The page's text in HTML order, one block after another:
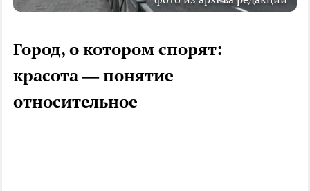
Город, о котором спорят:
красота — понятие
относительное